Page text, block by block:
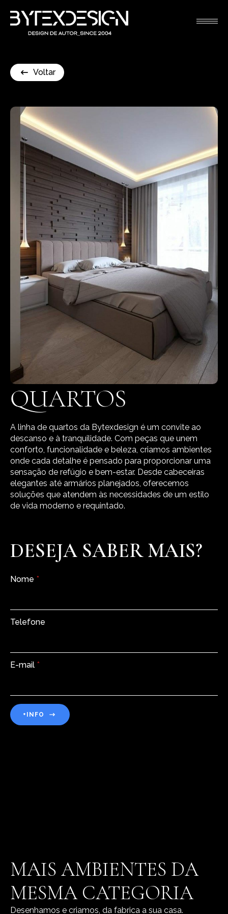
Voltar
QUARTOS
A linha de quartos da Bytexdesign é um convite ao
descanso e à tranquilidade. Com peças que unem
conforto, funcionalidade e beleza, criamos ambientes
onde cada detalhe é pensado para proporcionar uma
sensação de refúgio e bem-estar. Desde cabeceiras
elegantes até armários planejados, oferecemos
soluções que atendem às necessidades de um estilo
de vida moderno e requintado.
DESEJA SABER MAIS?
Nome *
Telefone
E-mail *
+INFO
MAIS AMBIENTES DA
MESMA CATEGORIA
Desenhamos e criamos, da fabrica a sua casa.